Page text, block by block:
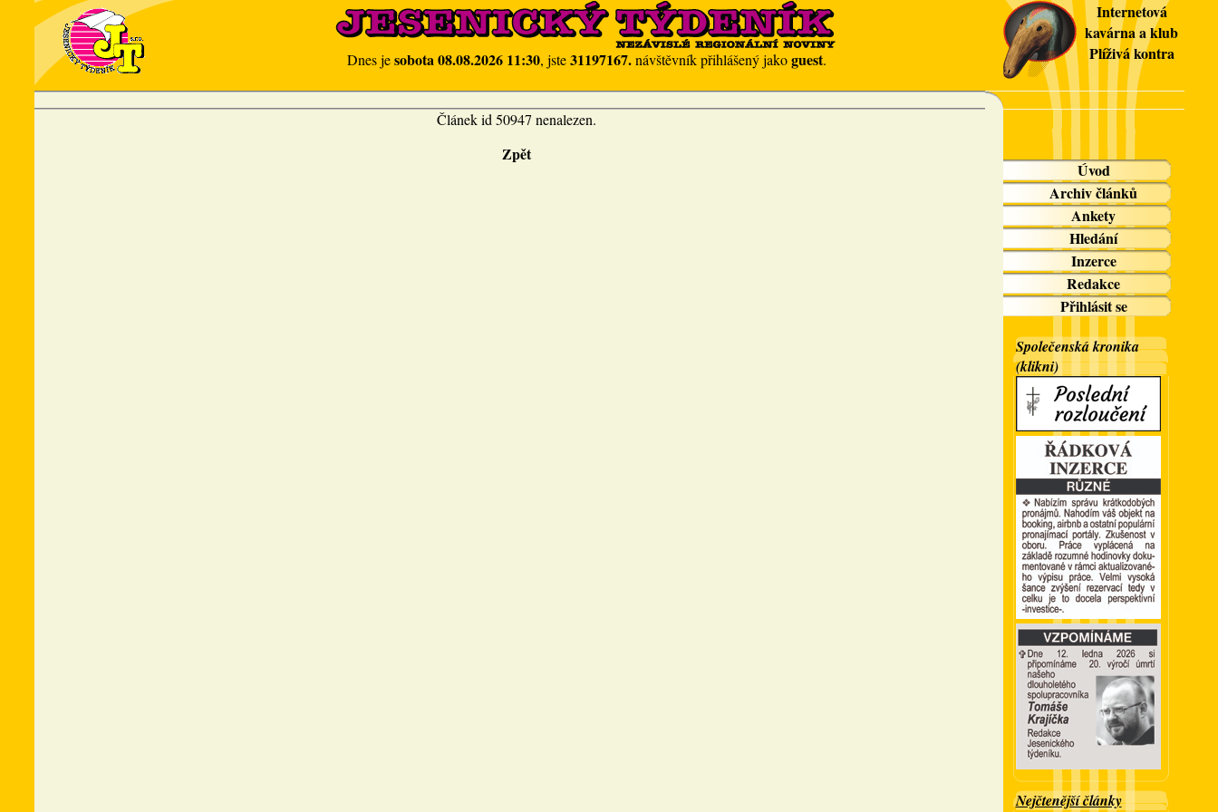
Dnes jesobota 08.08.2026 11:30, jste31197167.návštěvník přihlášený jakoguest.
Internetová
kavárna a klub
Plíživá kontra
Článek id 50947 nenalezen.
Zpět
Úvod
Archiv článků
Ankety
Hledání
Inzerce
Redakce
Přihlásit se
Společenská kronika
(klikni)
Nejčtenější články